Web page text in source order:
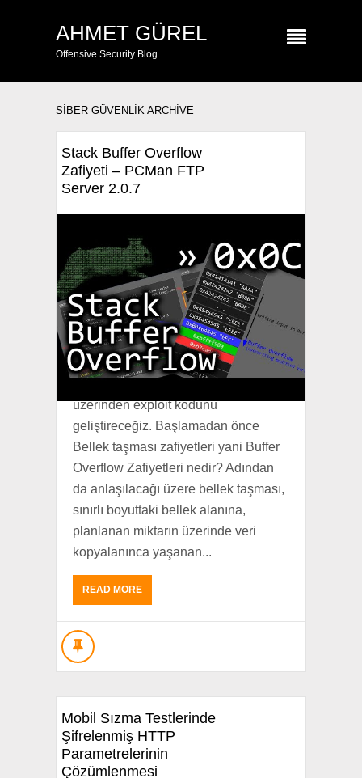
AHMET GÜREL
Offensive Security Blog
SIBER GÜVENLIK ARCHIVE
Stack Buffer Overflow
Zafiyeti – PCMan FTP
Server 2.0.7
Bugün ki yazımda Stack Tabanlı
Buffer Overflow Zafiyetini PCMan
üzerinden exploit kodunu
geliştireceğiz. Başlamadan önce
Bellek taşması zafiyetleri yani Buffer
Overflow Zafiyetleri nedir? Adından
da anlaşılacağı üzere bellek taşması,
sınırlı boyuttaki bellek alanına,
planlanan miktarın üzerinde veri
kopyalanınca yaşanan...
READ MORE
Mobil Sızma Testlerinde
Şifrelenmiş HTTP
Parametrelerinin
Çözümlenmesi